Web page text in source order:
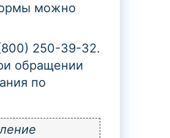
можно
250-39-32.
обращении
по